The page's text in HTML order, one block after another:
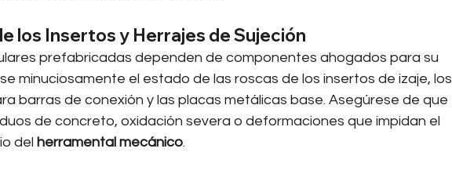
los Insertos y Herrajes de Sujeción
prefabricadas dependen de componentes ahogados para su
minuciosamente el estado de las roscas de los insertos de izaje, los
barras de conexión y las placas metálicas base. Asegúrese de que
de concreto, oxidación severa o deformaciones que impidan el
del herramental mecánico.